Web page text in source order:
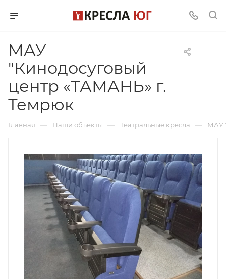
МАУ
"Кинодосуговый
центр «ТАМАНЬ» г.
Темрюк
Главная — Наши объекты — Театральные кресла — МАУ